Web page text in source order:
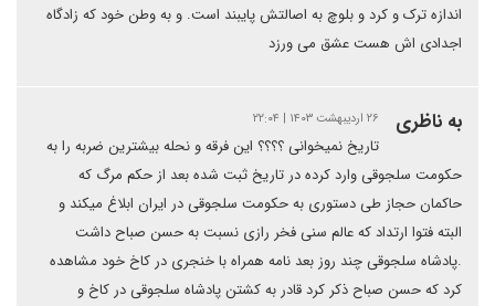
اندازه ترک و کرد و بلوچ به اصالتش پایبند است. و به وطن خود که زادگاه
اجدادی اش هست عشق می ورزد
به ناظری ۲۶ اردیبهشت ۱۴۰۳ | ۲۲:۰۴
تاریخ نمیخوانی ؟؟؟؟ این فرقه و نحله بیشترین ضربه را به
حکومت سلجوقی وارد کرده در تاریخ ثبت شده بعد از حکم مرگ که
حاکمان حجاز طی دستوری به حکومت سلجوقی در ایران ابلاغ میکند و
البته فتوا ارتداد که عالم سنی فخر رازی نسبت به حسن صباح داشت
.پادشاه سلجوقی چند روز بعد نامه همراه با خنجری در کاخ خود مشاهده
کرد که حسن صباح ذکر کرد قادر به کشتن پادشاه سلجوقی در کاخ و